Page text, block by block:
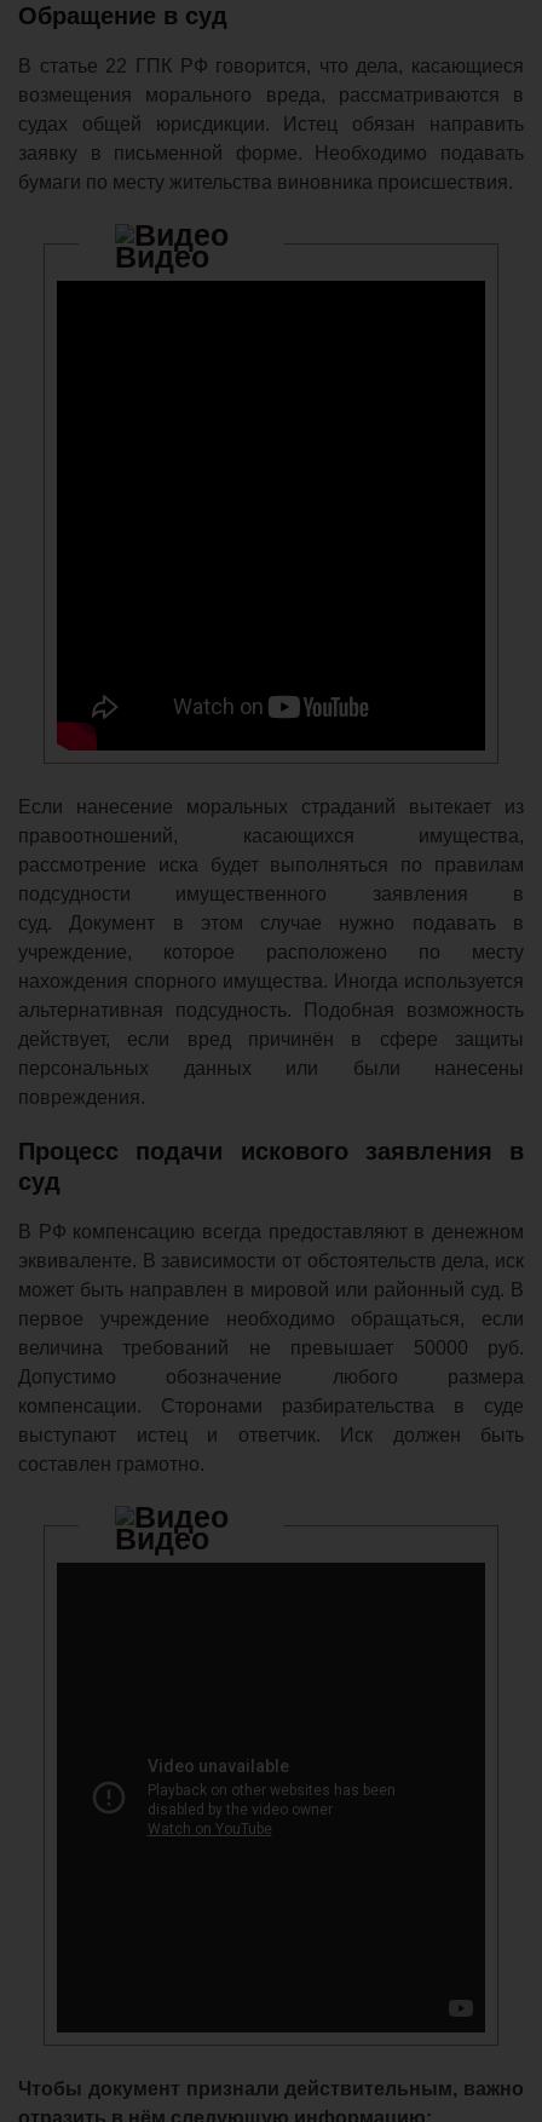
Обращение в суд
В статье 22 ГПК РФ говорится, что дела, касающиеся
возмещения морального вреда, рассматриваются в
судах общей юрисдикции. Истец обязан направить
заявку в письменной форме. Необходимо подавать
бумаги по месту жительства виновника происшествия.
Видео
Если нанесение моральных страданий вытекает из
правоотношений, касающихся имущества,
рассмотрение иска будет выполняться по правилам
подсудности имущественного заявления в
суд. Документ в этом случае нужно подавать в
учреждение, которое расположено по месту
нахождения спорного имущества. Иногда используется
альтернативная подсудность. Подобная возможность
действует, если вред причинён в сфере защиты
персональных данных или были нанесены
повреждения.
Процесс подачи искового заявления в
суд
В РФ компенсацию всегда предоставляют в денежном
эквиваленте. В зависимости от обстоятельств дела, иск
может быть направлен в мировой или районный суд. В
первое учреждение необходимо обращаться, если
величина требований не превышает 50000 руб.
Допустимо обозначение любого размера
компенсации. Сторонами разбирательства в суде
выступают истец и ответчик. Иск должен быть
составлен грамотно.
Видео
Чтобы документ признали действительным, важно